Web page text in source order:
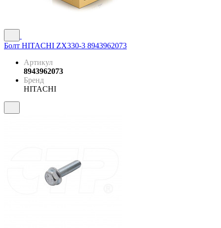
Болт HITACHI ZX330-3 8943962073
Артикул
8943962073
Бренд
HITACHI